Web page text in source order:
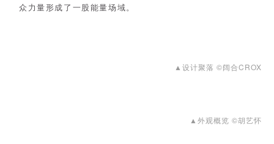
众力量形成了一股能量场域。
▲设计聚落 ©阔合CROX
▲外观概览 ©胡艺怀